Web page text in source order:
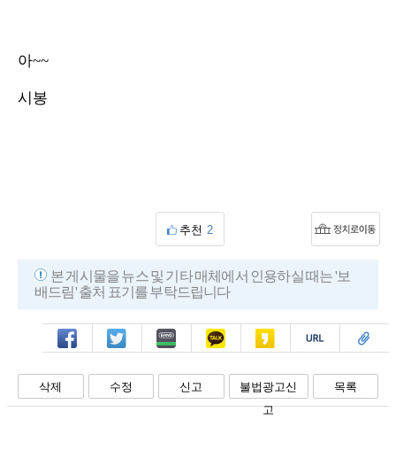
아~~
시봉
추천 2
본 게시물을 뉴스 및 기타 매체에서 인용하실 때는 '보
배드림' 출처 표기를 부탁드립니다
페북 트윗 밴드 카톡 카스 복사 스크랩
삭제 수정 신고
불법광고신
고
목록